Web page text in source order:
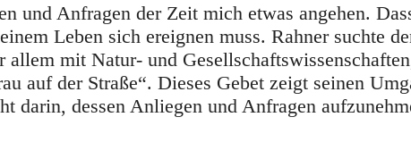
und Anfragen der Zeit mich etwas angehen.
Leben sich ereignen muss. Rahner suchte
allem mit Natur- und
auf der Straße“. Dieses Gebet zeigt seinen
darin, dessen Anliegen und Anfragen